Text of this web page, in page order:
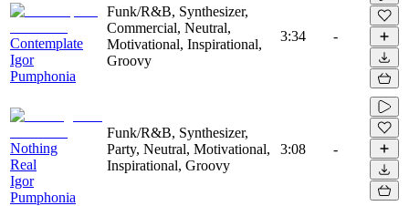
Contemplate
Igor
Pumphonia
Funk/R&B, Synthesizer,
Commercial, Neutral,
Motivational, Inspirational,
Groovy
3:34 -
Nothing
Real
Igor
Pumphonia
Funk/R&B, Synthesizer,
Party, Neutral, Motivational,
Inspirational, Groovy
3:08 -